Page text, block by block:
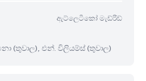
ඇට්ලෙටිකෝ මැඩ්රිඩ්
(තුවාල), එන්. විලියම්ස් (තුවාල)